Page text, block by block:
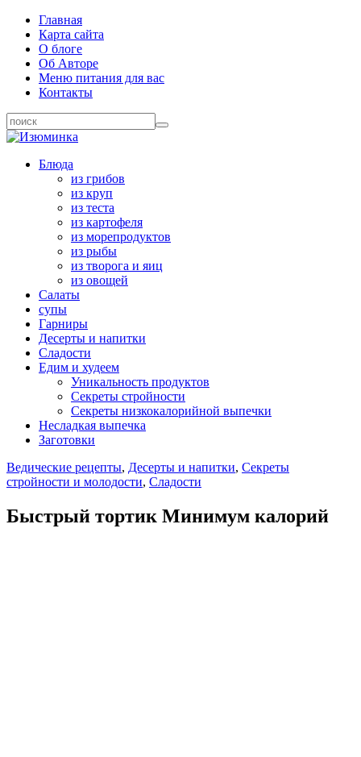
Главная
Карта сайта
О блоге
Об Авторе
Меню питания для вас
Контакты
Блюда
из грибов
из круп
из теста
из картофеля
из морепродуктов
из рыбы
из творога и яиц
из овощей
Салаты
супы
Гарниры
Десерты и напитки
Сладости
Едим и худеем
Уникальность продуктов
Секреты стройности
Секреты низкокалорийной выпечки
Несладкая выпечка
Заготовки
Ведические рецепты, Десерты и напитки, Секреты
стройности и молодости, Сладости
Быстрый тортик Минимум калорий